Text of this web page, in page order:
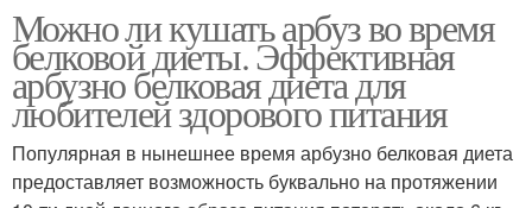
Можно ли кушать арбуз во время
белковой диеты. Эффективная
арбузно белковая диета для
любителей здорового питания
Популярная в нынешнее время арбузно белковая диета
предоставляет возможность буквально на протяжении